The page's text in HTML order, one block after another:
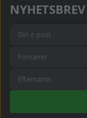
NYHETSBREV